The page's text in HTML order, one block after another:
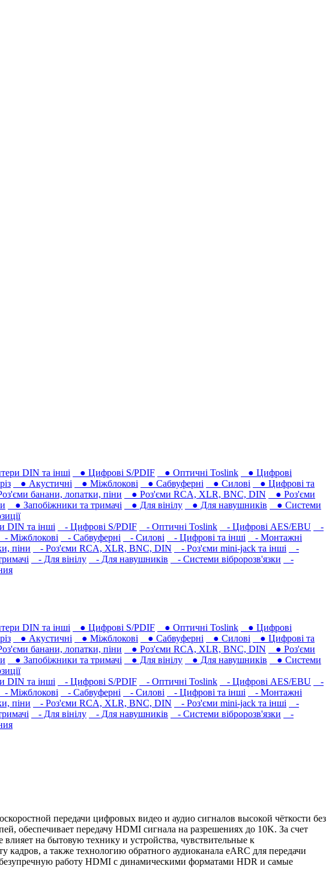
DIN та інші ● Цифрові S/PDIF ● Оптичні Toslink
● Цифрові
● Акустичні ● Міжблокові ● Сабвуферні ● Силові
● Цифрові та
банани, лопатки, піни ● Роз'єми RCA, XLR, BNC, DIN
● Роз'єми
● Запобіжники та тримачі ● Для вінілу ● Для навушників‎
● Системи
DIN та інші - Цифрові S/PDIF - Оптичні Toslink - Цифрові AES/EBU
-
- Міжблокові - Сабвуферні - Силові - Цифрові та інші
- Монтажні
піни - Роз'єми RCA, XLR, BNC, DIN - Роз'єми mini-jack та інші
-
- Для вінілу - Для навушників‎ - Системи вібророзв'язки
-
DIN та інші ● Цифрові S/PDIF ● Оптичні Toslink
● Цифрові
● Акустичні ● Міжблокові ● Сабвуферні ● Силові
● Цифрові та
банани, лопатки, піни ● Роз'єми RCA, XLR, BNC, DIN
● Роз'єми
● Запобіжники та тримачі ● Для вінілу ● Для навушників‎
● Системи
DIN та інші - Цифрові S/PDIF - Оптичні Toslink - Цифрові AES/EBU
-
- Міжблокові - Сабвуферні - Силові - Цифрові та інші
- Монтажні
піни - Роз'єми RCA, XLR, BNC, DIN - Роз'єми mini-jack та інші
-
- Для вінілу - Для навушників‎ - Системи вібророзв'язки
-
передачи цифровых видео и аудио сигналов высокой чёткости без
обеспечивает передачу HDMI сигнала на разрешениях до 10K. За счет
на бытовую технику и устройства, чувствительные к
а также технологию обратного аудиоканала eARC для передачи
безупречную работу HDMI c динамическими форматами HDR и самые